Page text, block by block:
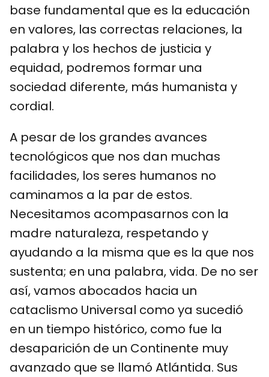
base fundamental que es la educación
en valores, las correctas relaciones, la
palabra y los hechos de justicia y
equidad, podremos formar una
sociedad diferente, más humanista y
cordial.
A pesar de los grandes avances
tecnológicos que nos dan muchas
facilidades, los seres humanos no
caminamos a la par de estos.
Necesitamos acompasarnos con la
madre naturaleza, respetando y
ayudando a la misma que es la que nos
sustenta; en una palabra, vida. De no ser
así, vamos abocados hacia un
cataclismo Universal como ya sucedió
en un tiempo histórico, como fue la
desaparición de un Continente muy
avanzado que se llamó Atlántida. Sus